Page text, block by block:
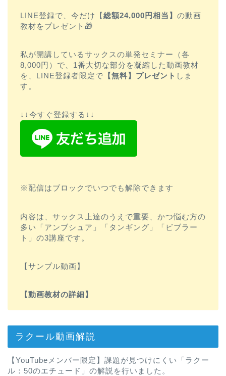
LINE登録で、今だけ【総額24,000円相当】 の動画
教材をプレゼント🎁
私が開講しているサックスの単発セミナー（各
8,000円）で、1番大切な部分を凝縮した動画教材
を、LINE登録者限定で 【無料】プレゼント しま
す。
↓↓今すぐ登録する↓↓
※配信はブロックでいつでも解除できます
内容は、サックス上達のうえで重要、かつ悩む方の
多い「アンブシュア」「タンギング」「ビブラー
ト」の3講座です。
【サンプル動画】
【動画教材の詳細】
ラクール動画解説
【YouTubeメンバー限定】課題が見つけにくい「ラクー
ル：50のエチュード」の解説を行いました。